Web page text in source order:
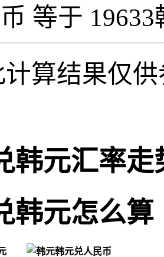
等于
算结果仅
韩元汇率走
韩元怎么算
韩元兑人民币